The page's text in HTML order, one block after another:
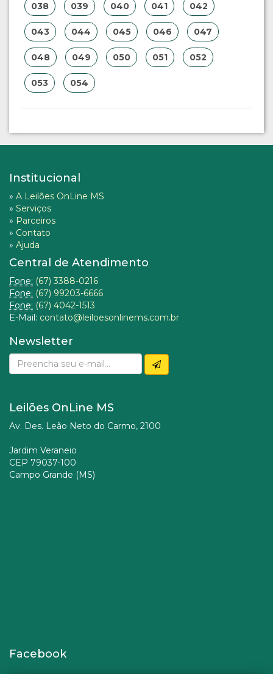
038 039 040 041 042
043 044 045 046 047
048 049 050 051 052
053 054
Institucional
» A Leilões OnLine MS
» Serviços
» Parceiros
» Contato
» Ajuda
Central de Atendimento
Fone: (67) 3388-0216
Fone: (67) 99203-6666
Fone: (67) 4042-1513
E-Mail: contato@leiloesonlinems.com.br
Newsletter
Leilões OnLine MS
Av. Des. Leão Neto do Carmo, 2100
Jardim Veraneio
CEP 79037-100
Campo Grande (MS)
Facebook